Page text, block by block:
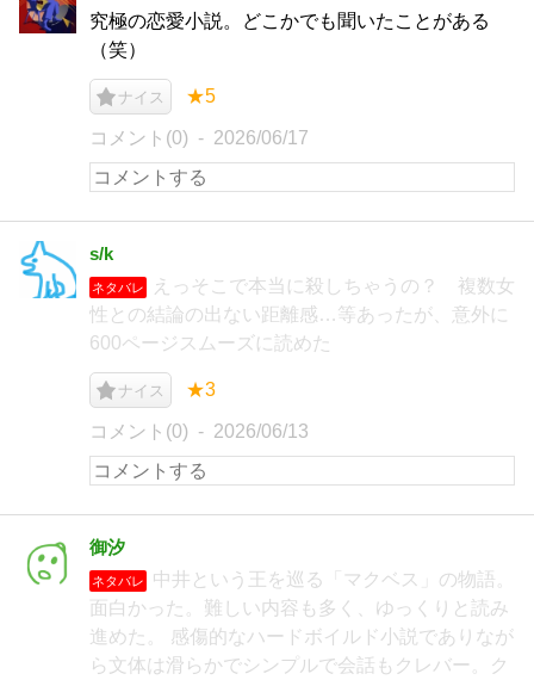
究極の恋愛小説。どこかでも聞いたことがある
（笑）
ナイス ★5
コメント(0) 2026/06/17
s/k
ネタバレ
えっそこで本当に殺しちゃうの？ 複数女
性との結論の出ない距離感…等あったが、意外に
600ページスムーズに読めた
ナイス ★3
コメント(0) 2026/06/13
御汐
ネタバレ
中井という王を巡る「マクベス」の物語。
面白かった。難しい内容も多く、ゆっくりと読み
進めた。 感傷的なハードボイルド小説でありなが
ら文体は滑らかでシンプルで会話もクレバー。ク